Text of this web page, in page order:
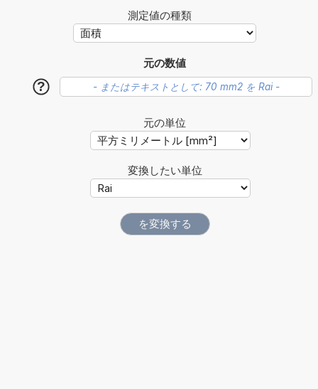
測定値の種類
元の数値
?
元の単位
変換したい単位